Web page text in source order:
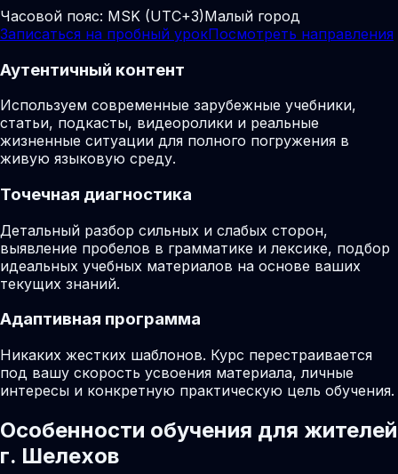
Часовой пояс: MSK (UTC+3)Малый город
Записаться на пробный урокПосмотреть направления
Аутентичный контент
Используем современные зарубежные учебники,
статьи, подкасты, видеоролики и реальные
жизненные ситуации для полного погружения в
живую языковую среду.
Точечная диагностика
Детальный разбор сильных и слабых сторон,
выявление пробелов в грамматике и лексике, подбор
идеальных учебных материалов на основе ваших
текущих знаний.
Адаптивная программа
Никаких жестких шаблонов. Курс перестраивается
под вашу скорость усвоения материала, личные
интересы и конкретную практическую цель обучения.
Особенности обучения для жителей
г. Шелехов